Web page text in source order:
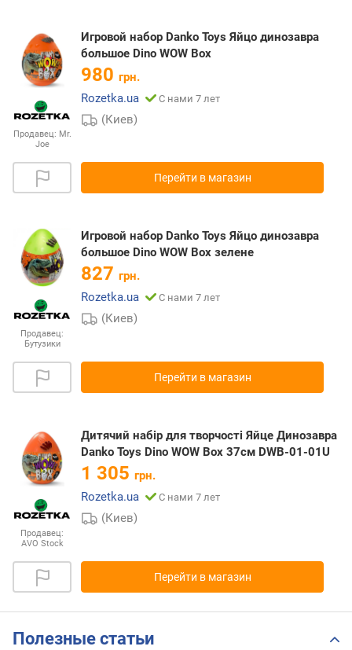
Продавец: Mr.
Joe
Игровой набор Danko Toys Яйцо динозавра
большое Dino WOW Box
980 грн.
Rozetka.ua
С нами 7 лет
(Киев)
Перейти в магазин
Продавец:
Бутузики
Игровой набор Danko Toys Яйцо динозавра
большое Dino WOW Box зелене
827 грн.
Rozetka.ua
С нами 7 лет
(Киев)
Перейти в магазин
Продавец:
AVO Stock
Дитячий набір для творчості Яйце Динозавра
Danko Toys Dino WOW Box 37см DWB-01-01U
1 305 грн.
Rozetka.ua
С нами 7 лет
(Киев)
Перейти в магазин
Полезные статьи